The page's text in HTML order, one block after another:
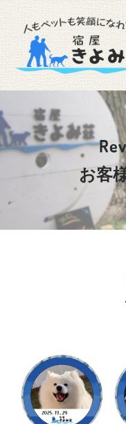
お客